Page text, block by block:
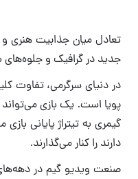
تعادل میان جذابیت هنری و
جدید در گرافیک و
در دنیای سرگرمی، تفاوت
پویا است. یک بازی می‌تواند
گیمری به تیتراژ پایانی
دارند را کنار می‌گذارند.
صنعت ویدیو گیم در دهه‌های